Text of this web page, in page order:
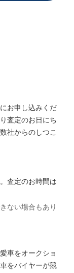
お申し込みくだ
査定のお日にち
社からのしつこ
査定のお時間は
ない場合もあり
車をオークショ
をバイヤーが競